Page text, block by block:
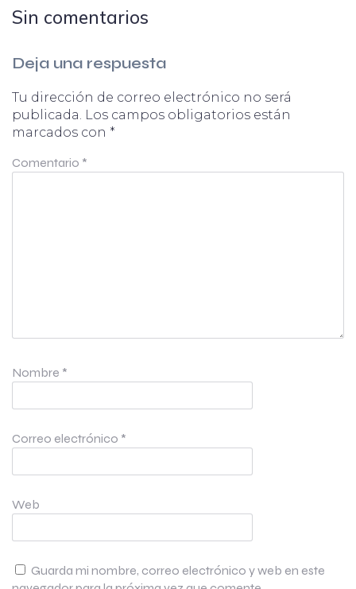
Sin comentarios
Deja una respuesta
Tu dirección de correo electrónico no será
publicada. Los campos obligatorios están
marcados con *
Comentario *
Nombre *
Correo electrónico *
Web
Guarda mi nombre, correo electrónico y web en este